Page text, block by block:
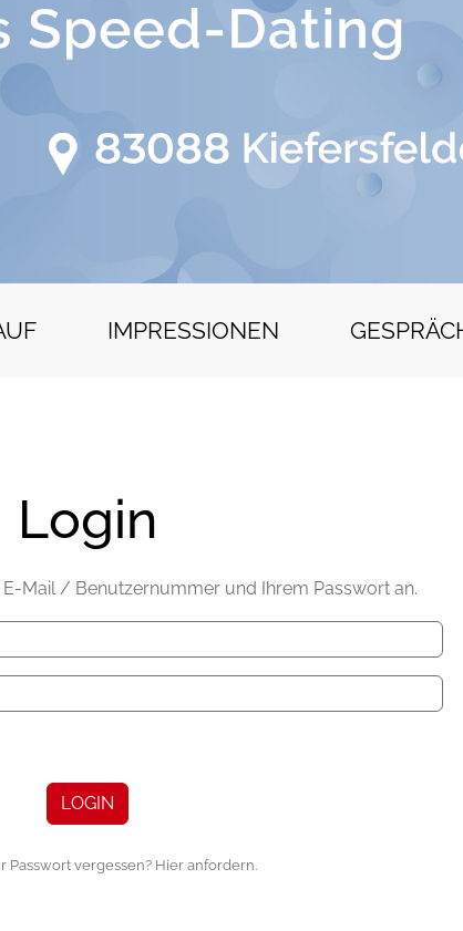
IMPRESSIONEN
Login
E-Mail / Benutzernummer und Ihrem Passwort an.
LOGIN
Passwort vergessen? Hier anfordern.